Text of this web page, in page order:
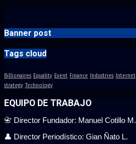
Banner post
Tags cloud
Billionaires Equality Event Finance Industries Internet
strategy Technology
EQUIPO DE TRABAJO
📇 Director Fundador: Manuel Cotillo M.
👤 Director Periodístico: Gian Ñato L.